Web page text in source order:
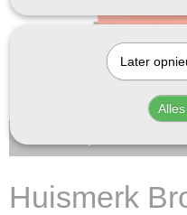
Huismerk
Later